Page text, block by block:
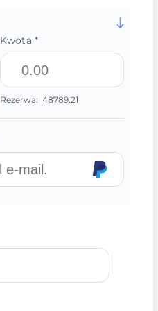
Kwota *
Rezerwa: 48789.21